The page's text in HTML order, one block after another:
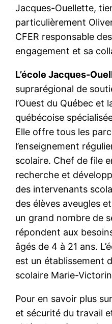
Jacques-Ouellette,
particulièrement
CFER responsable
engagement et sa
L’école Jacques-
suprarégional de
l’Ouest du Québec et
québécoise
Elle offre tous les
l’enseignement
scolaire. Chef de file
recherche et
des intervenants
des élèves aveugles
un grand nombre de
répondent aux
âgés de 4 à 21 ans.
est un établissement
scolaire Marie-
Pour en savoir plus
et sécurité du travail